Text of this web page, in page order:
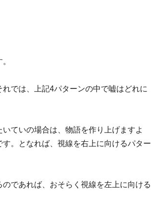
では、上記4パターンの中で嘘はどれに
ていの場合は、物語を作り上げますよ
。となれば、視線を右上に向けるパター
であれば、おそらく視線を左上に向ける